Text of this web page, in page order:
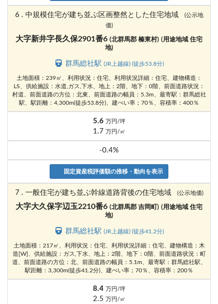
6 . 中規模住宅が建ち並ぶ区画整然とした住宅地域
(公示地
価)
大字新井字長久保2901番6 (北群馬郡 榛東村) (用途地域 住宅
地)
群馬総社駅(JR上越線) (徒歩53.8分)
土地面積：239㎡、利用状況：住宅、利用状況詳細：住宅、建物構造：
LS、供給施設：水道,ガス,下水、地上：2階、地下：0階、前面道路状況：
村道、前面道路の方位：北東、前面道路の幅員：5.3m、最寄駅：群馬総社
駅、駅距離：4,300m(徒歩53.8分)、建ぺい率；70％、容積率：400％
5.6 万円/坪
1.7 万円/㎡
-0.4%
固定資産税評価額の推移・動向を表示
7 . 一般住宅が建ち並ぶ幹線道路背後の住宅地域 (公示地価)
大字大久保字辺玉2210番6 (北群馬郡 吉岡町) (用途地域 住宅
地)
群馬総社駅(JR上越線) (徒歩41.2分)
土地面積：217㎡、利用状況：住宅、利用状況詳細：住宅、建物構造：木
造[W]、供給施設：ガス,下水、地上：2階、地下：0階、前面道路状況：町
道、前面道路の方位：北、前面道路の幅員：5.1m、最寄駅：群馬総社駅、
駅距離：3,300m(徒歩41.2分)、建ぺい率；70％、容積率：200％
8.4 万円/坪
2.5 万円/㎡